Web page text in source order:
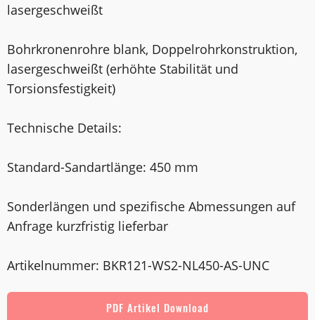
laser­geschweißt
Bohrkronenrohre blank, Doppelrohrkonstruktion,
laser­geschweißt (erhöhte Stabilität und
Torsionsfestigkeit)
Technische Details:
Standard-Sandartlänge: 450 mm
Sonderlängen und spezifische Abmessungen auf
Anfrage kurzfristig lieferbar
Artikelnummer: BKR121-WS2-NL450-AS-UNC
PDF Artikel Download